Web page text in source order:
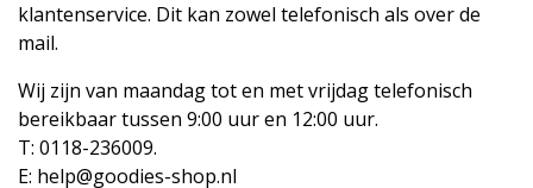
klantenservice. Dit kan zowel telefonisch als over de
mail.
Wij zijn van maandag tot en met vrijdag telefonisch
bereikbaar tussen 9:00 uur en 12:00 uur.
T: 0118-236009.
E: help@goodies-shop.nl